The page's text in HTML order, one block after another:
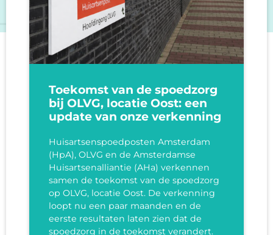
Toekomst van de spoedzorg
bij OLVG, locatie Oost: een
update van onze verkenning
Huisartsenspoedposten Amsterdam
(HpA), OLVG en de Amsterdamse
Huisartsenalliantie (AHa) verkennen
samen de toekomst van de spoedzorg
op OLVG, locatie Oost. De verkenning
loopt nu een paar maanden en de
eerste resultaten laten zien dat de
spoedzorg in de toekomst verandert.